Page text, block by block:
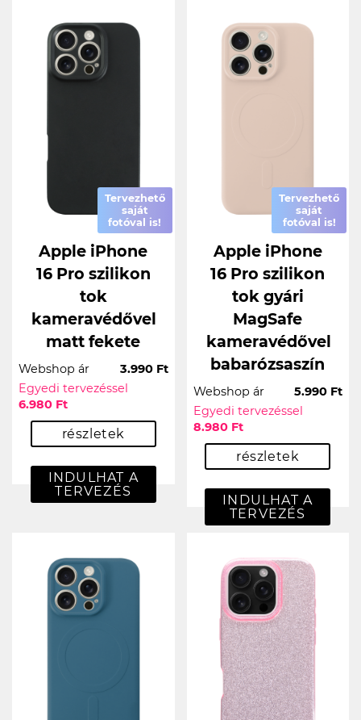
Tervezhető
saját
fotóval is!
Apple iPhone
16 Pro szilikon
tok
kameravédővel
matt fekete
Webshop ár
3.990 Ft
Egyedi tervezéssel
6.980 Ft
részletek
INDULHAT A
TERVEZÉS
Tervezhető
saját
fotóval is!
Apple iPhone
16 Pro szilikon
tok gyári
MagSafe
kameravédővel
babarózsaszín
Webshop ár
5.990 Ft
Egyedi tervezéssel
8.980 Ft
részletek
INDULHAT A
TERVEZÉS